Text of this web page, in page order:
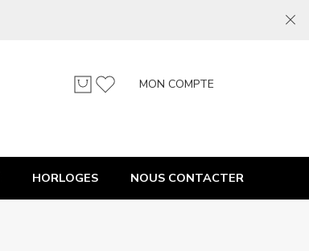
MON COMPTE
HORLOGES NOUS CONTACTER